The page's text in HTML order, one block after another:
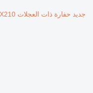
جديد حفارة ذات العجلات Develon DX210